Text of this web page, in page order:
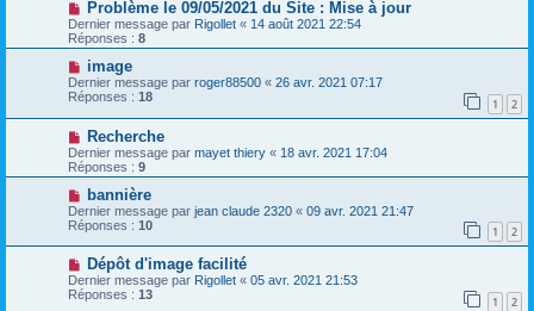
Problème le 09/05/2021 du Site : Mise à jour
Dernier message par Rigollet « 14 août 2021 22:54
Réponses : 8
image
Dernier message par roger88500 « 26 avr. 2021 07:17
Réponses : 18 1 2
Recherche
Dernier message par mayet thiery « 18 avr. 2021 17:04
Réponses : 9
bannière
Dernier message par jean claude 2320 « 09 avr. 2021 21:47
Réponses : 10 1 2
Dépôt d'image facilité
Dernier message par Rigollet « 05 avr. 2021 21:53
Réponses : 13 1 2